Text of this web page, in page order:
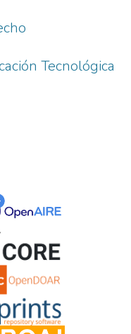
Tecnológica